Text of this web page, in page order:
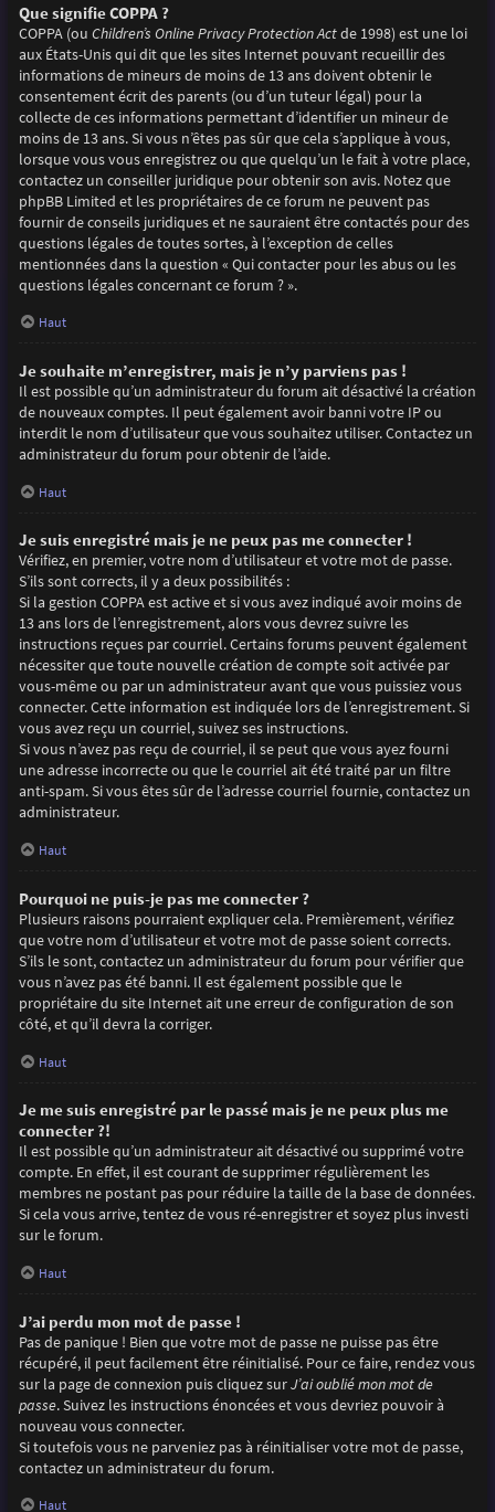
Que signifie COPPA ?
COPPA (ou Children’s Online Privacy Protection Actde 1998) est une loi
aux États-Unis qui dit que les sites Internet pouvant recueillir des
informations de mineurs de moins de 13 ans doivent obtenir le
consentement écrit des parents (ou d’un tuteur légal) pour la
collecte de ces informations permettant d’identifier un mineur de
moins de 13 ans. Si vous n’êtes pas sûr que cela s’applique à vous,
lorsque vous vous enregistrez ou que quelqu’un le fait à votre place,
contactez un conseiller juridique pour obtenir son avis. Notez que
phpBB Limited et les propriétaires de ce forum ne peuvent pas
fournir de conseils juridiques et ne sauraient être contactés pour des
questions légales de toutes sortes, à l’exception de celles
mentionnées dans la question « Qui contacter pour les abus ou les
questions légales concernant ce forum ? ».
Haut
Je souhaite m’enregistrer, mais je n’y parviens pas !
Il est possible qu’un administrateur du forum ait désactivé la création
de nouveaux comptes. Il peut également avoir banni votre IP ou
interdit le nom d’utilisateur que vous souhaitez utiliser. Contactez un
administrateur du forum pour obtenir de l’aide.
Haut
Je suis enregistré mais je ne peux pas me connecter !
Vérifiez, en premier, votre nom d’utilisateur et votre mot de passe.
S’ils sont corrects, il y a deux possibilités :
Si la gestion COPPA est active et si vous avez indiqué avoir moins de
13 ans lors de l’enregistrement, alors vous devrez suivre les
instructions reçues par courriel. Certains forums peuvent également
nécessiter que toute nouvelle création de compte soit activée par
vous-même ou par un administrateur avant que vous puissiez vous
connecter. Cette information est indiquée lors de l’enregistrement. Si
vous avez reçu un courriel, suivez ses instructions.
Si vous n’avez pas reçu de courriel, il se peut que vous ayez fourni
une adresse incorrecte ou que le courriel ait été traité par un filtre
anti-spam. Si vous êtes sûr de l’adresse courriel fournie, contactez un
administrateur.
Haut
Pourquoi ne puis-je pas me connecter ?
Plusieurs raisons pourraient expliquer cela. Premièrement, vérifiez
que votre nom d’utilisateur et votre mot de passe soient corrects.
S’ils le sont, contactez un administrateur du forum pour vérifier que
vous n’avez pas été banni. Il est également possible que le
propriétaire du site Internet ait une erreur de configuration de son
côté, et qu’il devra la corriger.
Haut
Je me suis enregistré par le passé mais je ne peux plus me
connecter ?!
Il est possible qu’un administrateur ait désactivé ou supprimé votre
compte. En effet, il est courant de supprimer régulièrement les
membres ne postant pas pour réduire la taille de la base de données.
Si cela vous arrive, tentez de vous ré-enregistrer et soyez plus investi
sur le forum.
Haut
J’ai perdu mon mot de passe !
Pas de panique ! Bien que votre mot de passe ne puisse pas être
récupéré, il peut facilement être réinitialisé. Pour ce faire, rendez vous
sur la page de connexion puis cliquez surJ’ai oublié mon mot de
passe. Suivez les instructions énoncées et vous devriez pouvoir à
nouveau vous connecter.
Si toutefois vous ne parveniez pas à réinitialiser votre mot de passe,
contactez un administrateur du forum.
Haut